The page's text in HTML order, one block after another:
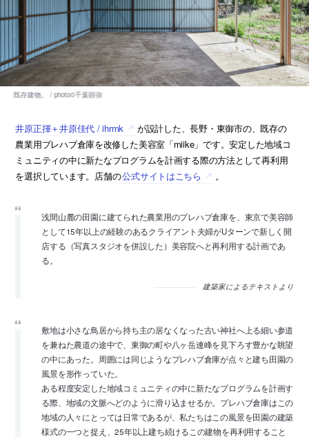
井原正揮＋井原佳代 / ihrmk
が設計した、長野・東御市の、既存の
農業用プレハブ倉庫を改修した美容室「miike」です。安定した地域コ
ミュニティの中に新たなプログラムを計画する際の方法として再利用
を選択しています。店舗の公式サイトはこちら 。
浅間山麓の田園に建てられた農業用のプレハブ倉庫を、東京で美容師
として15年以上の経験のあるクライアント夫婦がUターンで新しく開
店する（写真スタジオを併設した）美容院へと再利用する計画であ
る。
建築家によるテキストより
敷地は小さな鳥居から持ち主の居なくなった古い神社へ上る細い参道
を兼ねた農道の途中で、東御の町や八ヶ岳連峰を見下ろす豊かな眺望
の中にあった。周囲には同じようなプレハブ倉庫が点々と建ち田園の
風景を形作っていた。
ある程度安定した地域コミュニティの中に新たなプログラムを計画す
る際、地域の文脈へどのように滑り込ませるか。プレハブ倉庫はこの
地域の人々にとっては日常であるが、私たちはこの風景を田園の建築
様式の一つと捉え、25年以上建ち続けるこの建物を再利用すること